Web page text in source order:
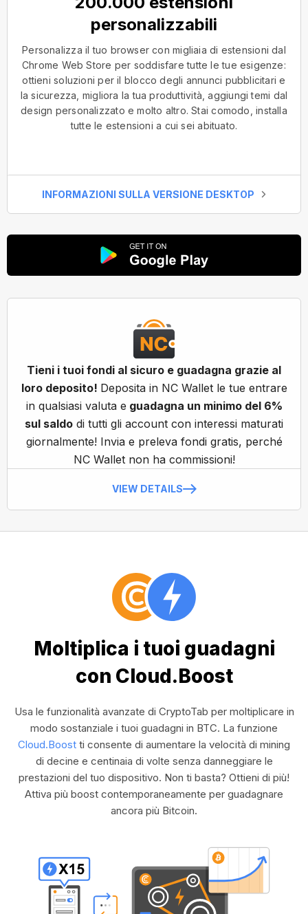
personalizzabili
Personalizza il tuo browser con migliaia di estensioni dal
Chrome Web Store per soddisfare tutte le tue esigenze:
ottieni soluzioni per il blocco degli annunci pubblicitari e
la sicurezza, migliora la tua produttività, aggiungi temi dal
design personalizzato e molto altro. Stai comodo, installa
tutte le estensioni a cui sei abituato.
INFORMAZIONI SULLA VERSIONE DESKTOP
Tieni i tuoi fondi al sicuro e guadagna grazie al
loro deposito! Deposita in NC Wallet le tue entrare
in qualsiasi valuta e guadagna un minimo del 6%
sul saldo di tutti gli account con interessi maturati
giornalmente! Invia e preleva fondi gratis, perché
NC Wallet non ha commissioni!
VIEW DETAILS
Moltiplica i tuoi guadagni
con Cloud.Boost
Usa le funzionalità avanzate di CryptoTab per moltiplicare in
modo sostanziale i tuoi guadagni in BTC. La funzione
Cloud.Boost ti consente di aumentare la velocità di mining
di decine e centinaia di volte senza danneggiare le
prestazioni del tuo dispositivo. Non ti basta? Ottieni di più!
Attiva più boost contemporaneamente per guadagnare
ancora più Bitcoin.